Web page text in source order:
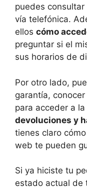
puedes
vía telefónica.
ellos cómo
preguntar si el
sus horarios de
Por otro lado,
garantía,
para acceder a la
devoluciones y
tienes claro
web te pueden
Si ya hiciste tu
estado actual de